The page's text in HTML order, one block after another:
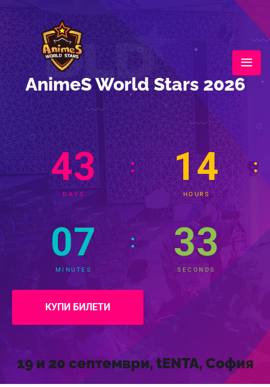
AnimeS World Stars 2026
43
DAYS
: 14
HOURS
:
07
MINUTES
: 31
SECONDS
КУПИ БИЛЕТИ
19 и 20 септември, tENTA, София